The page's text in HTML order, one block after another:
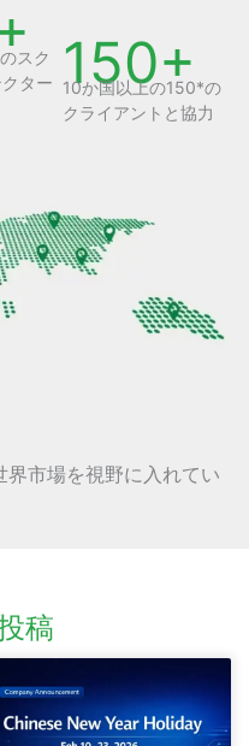
スク
ター
150+
10か国以上の150*の
クライアントと協力
市場を視野に入れてい
稿